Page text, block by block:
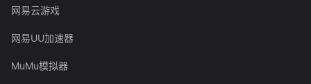
网易云游戏
网易UU加速器
MuMu模拟器